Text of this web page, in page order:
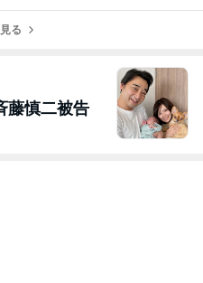
る
藤慎二被告